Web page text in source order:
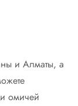
и Алматы, а
омичей